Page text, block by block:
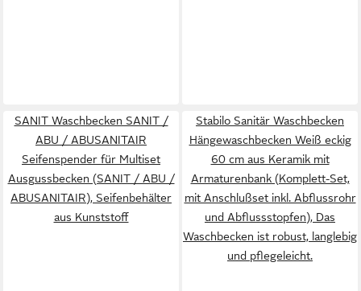
SANIT Waschbecken SANIT /
ABU / ABUSANITAIR
Seifenspender für Multiset
Ausgussbecken (SANIT / ABU /
ABUSANITAIR), Seifenbehälter
aus Kunststoff
Stabilo Sanitär Waschbecken
Hängewaschbecken Weiß eckig
60 cm aus Keramik mit
Armaturenbank (Komplett-Set,
mit Anschlußset inkl. Abflussrohr
und Abflussstopfen), Das
Waschbecken ist robust, langlebig
und pflegeleicht.